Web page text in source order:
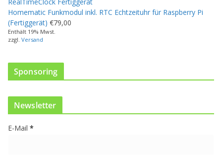
u
k
t
w
t
e
e
Homematic Funkmodul inkl. RTC Echtzeituhr für Raspberry Pi
(Fertiggerät) €79,00
Enthält 19% Mwst.
zzgl. Versand
Sponsoring
Newsletter
E-Mail *